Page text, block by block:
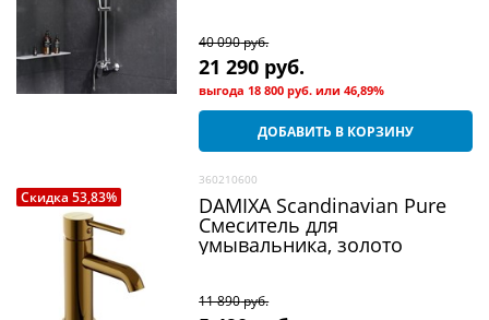
110
40 090 руб.
21 290 руб.
выгода 18 800 руб. или46,89%
ДОБАВИТЬ В КОРЗИНУ
Скидка 53,83%
360210600
DAMIXA Scandinavian Pure
Смеситель для
умывальника, золото
11 890 руб.